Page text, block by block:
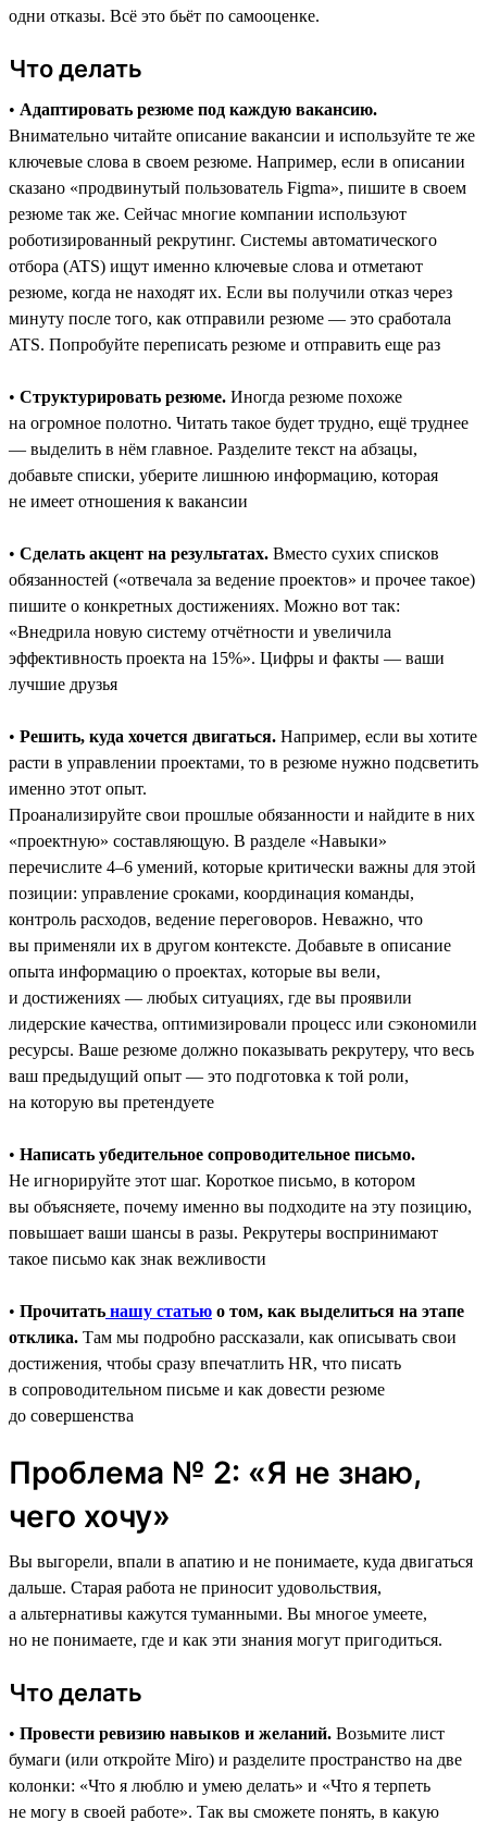
одни отказы. Всё это бьёт по самооценке.
Что делать
• Адаптировать резюме под каждую вакансию.
Внимательно читайте описание вакансии и используйте те же
ключевые слова в своем резюме. Например, если в описании
сказано «продвинутый пользователь Figma», пишите в своем
резюме так же. Сейчас многие компании используют
роботизированный рекрутинг. Системы автоматического
отбора (ATS) ищут именно ключевые слова и отметают
резюме, когда не находят их. Если вы получили отказ через
минуту после того, как отправили резюме ― это сработала
ATS. Попробуйте переписать резюме и отправить еще раз
• Структурировать резюме. Иногда резюме похоже
на огромное полотно. Читать такое будет трудно, ещё труднее
― выделить в нём главное. Разделите текст на абзацы,
добавьте списки, уберите лишнюю информацию, которая
не имеет отношения к вакансии
• Сделать акцент на результатах. Вместо сухих списков
обязанностей («отвечала за ведение проектов» и прочее такое)
пишите о конкретных достижениях. Можно вот так:
«Внедрила новую систему отчётности и увеличила
эффективность проекта на 15%». Цифры и факты — ваши
лучшие друзья
• Решить, куда хочется двигаться. Например, если вы хотите
расти в управлении проектами, то в резюме нужно подсветить
именно этот опыт.
Проанализируйте свои прошлые обязанности и найдите в них
«проектную» составляющую. В разделе «Навыки»
перечислите 4–6 умений, которые критически важны для этой
позиции: управление сроками, координация команды,
контроль расходов, ведение переговоров. Неважно, что
вы применяли их в другом контексте. Добавьте в описание
опыта информацию о проектах, которые вы вели,
и достижениях ― любых ситуациях, где вы проявили
лидерские качества, оптимизировали процесс или сэкономили
ресурсы. Ваше резюме должно показывать рекрутеру, что весь
ваш предыдущий опыт — это подготовка к той роли,
на которую вы претендуете
• Написать убедительное сопроводительное письмо.
Не игнорируйте этот шаг. Короткое письмо, в котором
вы объясняете, почему именно вы подходите на эту позицию,
повышает ваши шансы в разы. Рекрутеры воспринимают
такое письмо как знак вежливости
• Прочитать нашу статью о том, как выделиться на этапе
отклика. Там мы подробно рассказали, как описывать свои
достижения, чтобы сразу впечатлить HR, что писать
в сопроводительном письме и как довести резюме
до совершенства
Проблема № 2: «Я не знаю,
чего хочу»
Вы выгорели, впали в апатию и не понимаете, куда двигаться
дальше. Старая работа не приносит удовольствия,
а альтернативы кажутся туманными. Вы многое умеете,
но не понимаете, где и как эти знания могут пригодиться.
Что делать
• Провести ревизию навыков и желаний. Возьмите лист
бумаги (или откройте Miro) и разделите пространство на две
колонки: «Что я люблю и умею делать» и «Что я терпеть
не могу в своей работе». Так вы сможете понять, в какую